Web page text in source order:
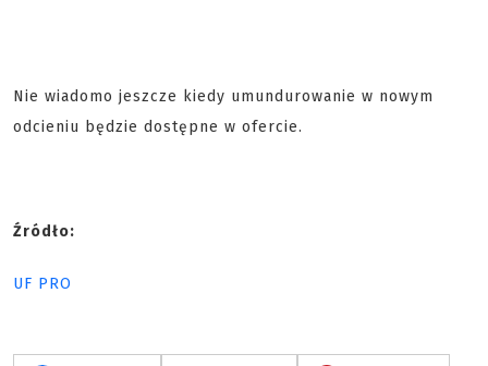
Nie wiadomo jeszcze kiedy umundurowanie w nowym
odcieniu będzie dostępne w ofercie.
Źródło:
UF PRO